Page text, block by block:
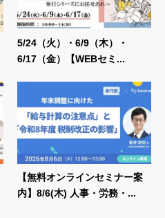
5/24（火）・6/9（木）・
6/17（金）【WEBセミ...
【無料オンラインセミナー案
内】8/6(木) 人事・労務・...